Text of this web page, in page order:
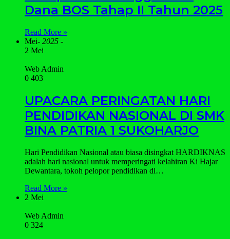
Dana BOS Tahap II Tahun 2025
Read More »
Mei- 2025 -
2 Mei
Web Admin
0 403
UPACARA PERINGATAN HARI
PENDIDIKAN NASIONAL DI SMK
BINA PATRIA 1 SUKOHARJO
Hari Pendidikan Nasional atau biasa disingkat HARDIKNAS
adalah hari nasional untuk memperingati kelahiran Ki Hajar
Dewantara, tokoh pelopor pendidikan di…
Read More »
2 Mei
Web Admin
0 324